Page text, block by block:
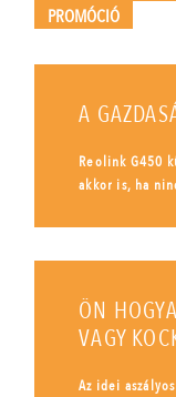
PROMÓCIÓ
A
Reolink G450
akkor is, ha
ÖN
VAGY
Az idei